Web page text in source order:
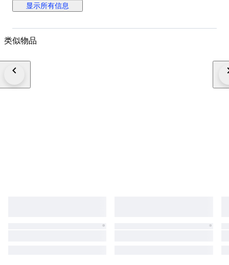
shaft drive system. Details Model: Honda NTV 650 Imported from
Germany Complete registration documents included Ready for
riding and touring Condition The motorcycle is in good overall condition
显示所有信息
类似物品